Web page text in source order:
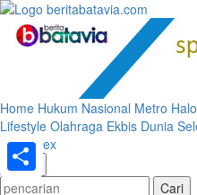
Home Hukum Nasional Metro
Lifestyle Olahraga Ekbis Dunia
Pak Index
«
»
Share